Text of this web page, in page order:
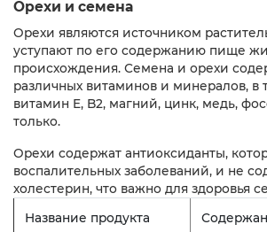
Орехи и семена
Орехи являются источником
уступают по его содержанию пище
происхождения. Семена и орехи
различных витаминов и минералов, в
витамин E, B2, магний, цинк, медь,
только.
Орехи содержат антиоксиданты,
воспалительных заболеваний, и не
холестерин, что важно для здоровья
Название продукта